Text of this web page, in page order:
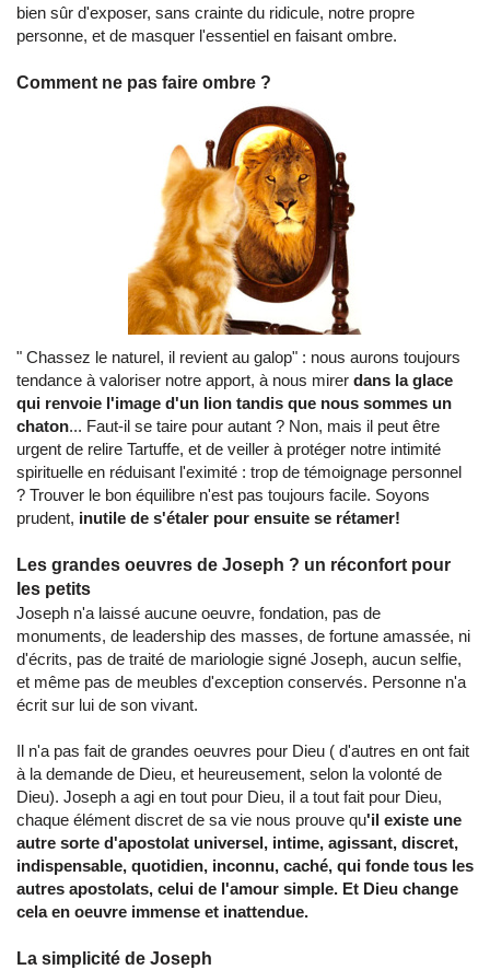
bien sûr d'exposer, sans crainte du ridicule, notre propre
personne, et de masquer l'essentiel en faisant ombre.
Comment ne pas faire ombre ?
" Chassez le naturel, il revient au galop" : nous aurons toujours
tendance à valoriser notre apport, à nous mirer dans la glace
qui renvoie l'image d'un lion tandis que nous sommes un
chaton... Faut-il se taire pour autant ? Non, mais il peut être
urgent de relire Tartuffe, et de veiller à protéger notre intimité
spirituelle en réduisant l'eximité : trop de témoignage personnel
? Trouver le bon équilibre n'est pas toujours facile. Soyons
prudent, inutile de s'étaler pour ensuite se rétamer!
Les grandes oeuvres de Joseph ? un réconfort pour
les petits
Joseph n'a laissé aucune oeuvre, fondation, pas de
monuments, de leadership des masses, de fortune amassée, ni
d'écrits, pas de traité de mariologie signé Joseph, aucun selfie,
et même pas de meubles d'exception conservés. Personne n'a
écrit sur lui de son vivant.
Il n'a pas fait de grandes oeuvres pour Dieu ( d'autres en ont fait
à la demande de Dieu, et heureusement, selon la volonté de
Dieu). Joseph a agi en tout pour Dieu, il a tout fait pour Dieu,
chaque élément discret de sa vie nous prouve qu'il existe une
autre sorte d'apostolat universel, intime, agissant, discret,
indispensable, quotidien, inconnu, caché, qui fonde tous les
autres apostolats, celui de l'amour simple. Et Dieu change
cela en oeuvre immense et inattendue.
La simplicité de Joseph